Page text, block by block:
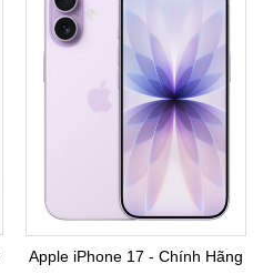
Apple iPhone 17 - Chính Hãng